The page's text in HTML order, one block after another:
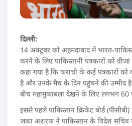
दिल्ली:
14 अक्टूबर को अहमदाबाद में भारत-
करने के लिए पाकिस्तानी पत्रकारों को वीजा
कहा गया है कि कराची के कई पत्रकारों को
है और उनके मैच के दिन पहुंचने की उम्मीद
बीच महामुकाबला देखने के लिए लगभग 60
इससे पहले पाकिस्तान क्रिकेट बोर्ड
जका अशरफ ने पाकिस्तान के विदेश सचिव